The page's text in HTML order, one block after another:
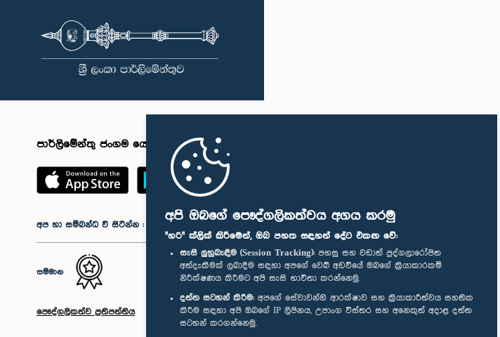
අපි ඔබගේ පෞද්ගලිකත්වය අගය කරමු
"හරි" ක්ලික් කිරීමෙන්, ඔබ පහත සඳහන් දේට එකඟ වේ:
සැසි ලුහුබැඳීම (Session Tracking): පහසු සහ වඩාත් පුද්ගලාරෝපිත
අත්දැකීමක් ලබාදීම සඳහා අපගේ වෙබ් අඩවියේ ඔබගේ ක්‍රියාකාරකම්
නිරීක්ෂණය කිරීමට අපි සැසි භාවිතා කරන්නෙමු.
දත්ත සටහන් කිරීම: අපගේ සේවාවන්හි ආරක්ෂාව සහ ක්‍රියාකාරීත්වය සහතික
කිරීම සඳහා අපි ඔබගේ IP ලිපිනය, උපාංග විස්තර සහ අනෙකුත් අදාළ දත්ත
සටහන් කරගන්නෙමු.
පාර්ලිමේන්තු ජංගම යෙදුම
අප හා සම්බන්ධ වී සිටින්න :
සම්මාන
පෞද්ගලිකත්ව ප්‍රතිපත්තිය